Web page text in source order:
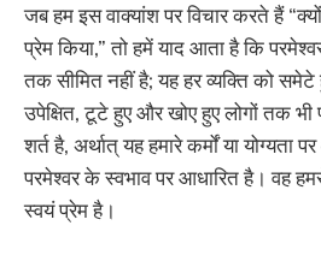
जब हम इस वाक्यांश पर विचार करते हैं
प्रेम किया,” तो हमें याद आता है कि
तक सीमित नहीं है; यह हर व्यक्ति को
उपेक्षित, टूटे हुए और खोए हुए लोगों तक भी
शर्त है, अर्थात् यह हमारे कर्मों या योग्यता
परमेश्वर के स्वभाव पर आधारित है। वह
स्वयं प्रेम है।